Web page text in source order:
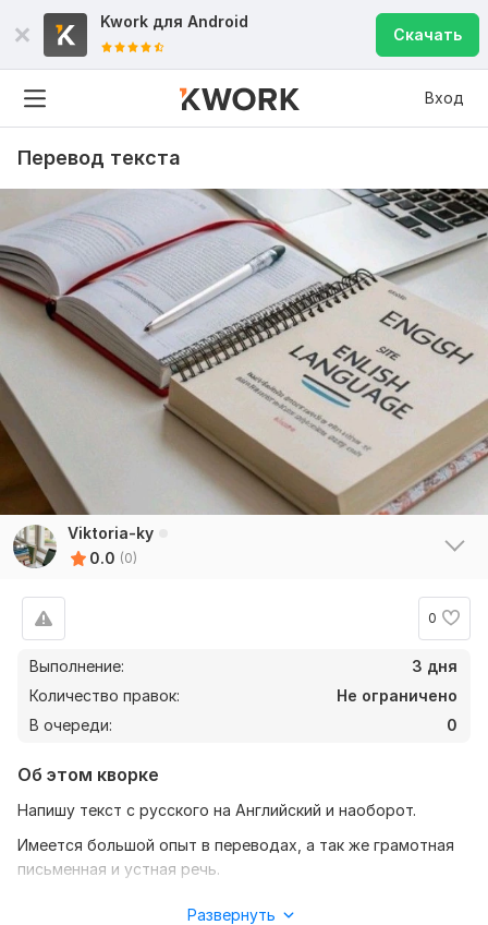
Kwork для Android
Скачать
Вход
Перевод текста
Viktoria-ky
0.0 (0)
0
Выполнение:
3 дня
Количество правок:
Не ограничено
В очереди:
0
Об этом кворке
Напишу текст с русского на Английский и наоборот.
Имеется большой опыт в переводах, а так же грамотная
письменная и устная речь.
Развернуть